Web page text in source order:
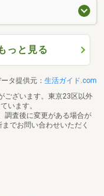
っと見る
タ提供元： 生活ガイド.com
ございます。東京23区以外
います。
調査後に変更がある場合が
でお問い合わせいただく